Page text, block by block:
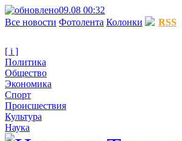
09.08 00:32
Все новости Фотолента Колонки RSS
[ i ]
Политика
Общество
Экономика
Спорт
Происшествия
Культура
Наука